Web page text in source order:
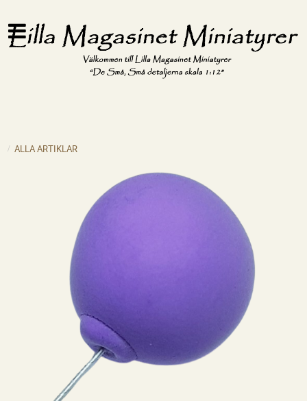
ALLA ARTIKLAR